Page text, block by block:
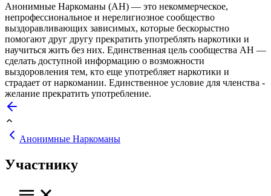
Анонимные Наркоманы (АН) — это некоммерческое,
непрофессиональное и нерелигиозное сообщество
выздоравливающих зависимых, которые бескорыстно
помогают друг другу прекратить употреблять наркотики и
научиться жить без них. Единственная цель сообщества АН —
сделать доступной информацию о возможности
выздоровления тем, кто еще употребляет наркотики и
страдает от наркомании. Единственное условие для членства -
желание прекратить употребление.
Анонимные Наркоманы
Участнику